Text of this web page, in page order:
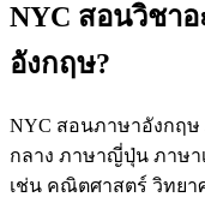
NYC สอนวิชา
อังกฤษ?
NYC สอนภาษาอังกฤ
กลาง ภาษาญี่ปุ่น ภาษา
เช่น คณิตศาสตร์ วิทยา